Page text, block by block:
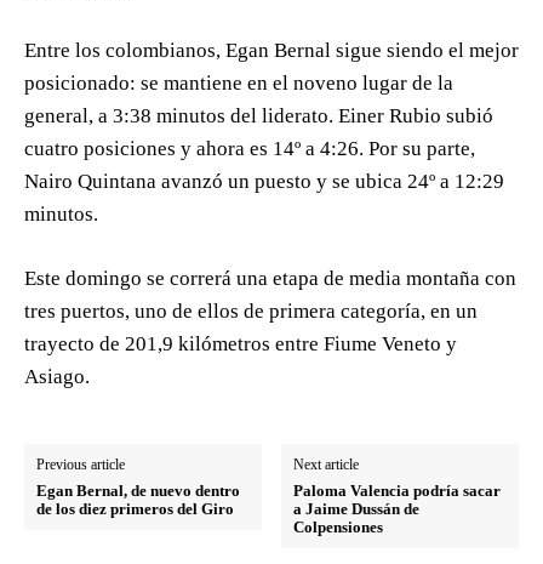
Entre los colombianos, Egan Bernal sigue siendo el mejor
posicionado: se mantiene en el noveno lugar de la
general, a 3:38 minutos del liderato. Einer Rubio subió
cuatro posiciones y ahora es 14º a 4:26. Por su parte,
Nairo Quintana avanzó un puesto y se ubica 24º a 12:29
minutos.
Este domingo se correrá una etapa de media montaña con
tres puertos, uno de ellos de primera categoría, en un
trayecto de 201,9 kilómetros entre Fiume Veneto y
Asiago.
Previous article
Egan Bernal, de nuevo dentro
de los diez primeros del Giro
Next article
Paloma Valencia podría sacar
a Jaime Dussán de
Colpensiones